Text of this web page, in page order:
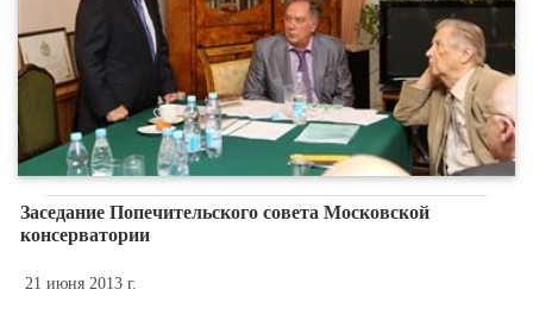
Заседание Попечительского совета Московской
консерватории
21 июня 2013 г.